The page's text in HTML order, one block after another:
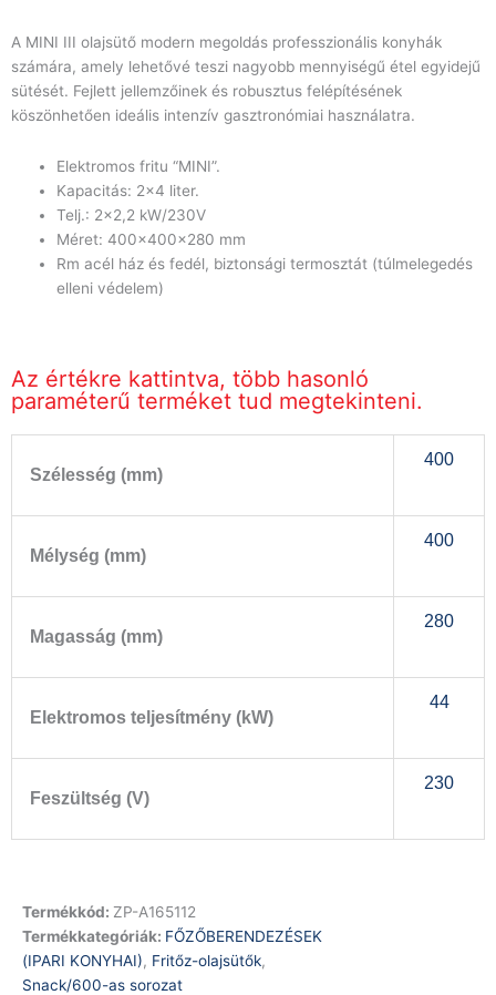
A MINI III olajsütő modern megoldás professzionális konyhák
számára, amely lehetővé teszi nagyobb mennyiségű étel egyidejű
sütését. Fejlett jellemzőinek és robusztus felépítésének
köszönhetően ideális intenzív gasztronómiai használatra.
Elektromos fritu “MINI”.
Kapacitás: 2×4 liter.
Telj.: 2×2,2 kW/230V
Méret: 400x400x280 mm
Rm acél ház és fedél, biztonsági termosztát (túlmelegedés
elleni védelem)
Az értékre kattintva, több hasonló
paraméterű terméket tud megtekinteni.
Szélesség (mm)
400
Mélység (mm)
400
Magasság (mm)
280
Elektromos teljesítmény (kW)
44
Feszültség (V)
230
Termékkód: ZP-A165112
Termékkategóriák: FŐZŐBERENDEZÉSEK
(IPARI KONYHAI), Fritőz-olajsütők,
Snack/600-as sorozat